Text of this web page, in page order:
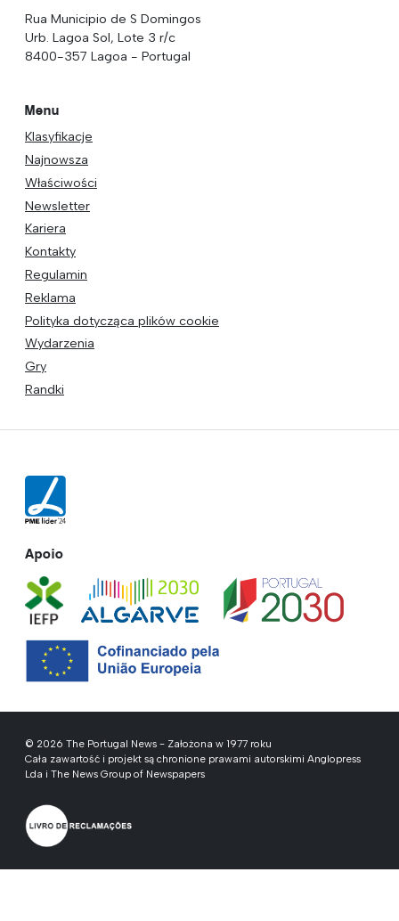
Rua Municipio de S Domingos
Urb. Lagoa Sol, Lote 3 r/c
8400-357 Lagoa - Portugal
Menu
Klasyfikacje
Najnowsza
Właściwości
Newsletter
Kariera
Kontakty
Regulamin
Reklama
Polityka dotycząca plików cookie
Wydarzenia
Gry
Randki
Apoio
© 2026 The Portugal News - Założona w 1977 roku
Cała zawartość i projekt są chronione prawami autorskimi Anglopress
Lda i The News Group of Newspapers